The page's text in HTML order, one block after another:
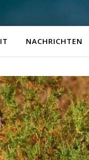
NACHRICHTEN